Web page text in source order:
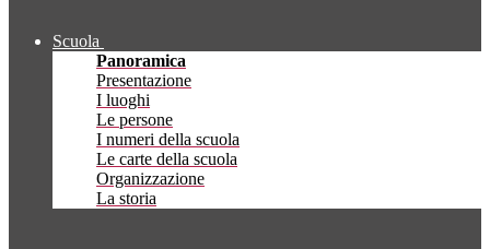
Scuola
Panoramica
Presentazione
I luoghi
Le persone
I numeri della scuola
Le carte della scuola
Organizzazione
La storia